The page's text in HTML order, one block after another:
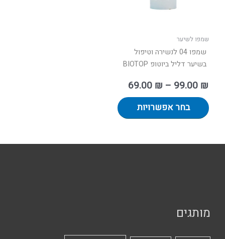
שמפו לשיער
שמפו 04 לנשירה וטיפול
בשיער דליל ביוטופ BIOTOP
69.00 ₪ – 99.00 ₪
בחר אפשרויות
מותגים